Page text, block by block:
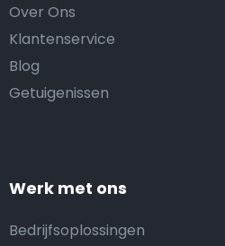
Over Ons
Klantenservice
Blog
Getuigenissen
Werk met ons
Bedrijfsoplossingen